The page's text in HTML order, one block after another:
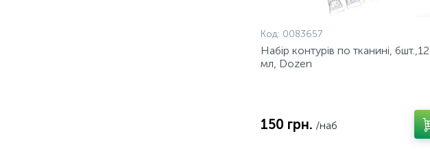
Код: 0083657
Набір контурів по тканині, 6шт.,12
мл, Dozen
150 грн. /наб